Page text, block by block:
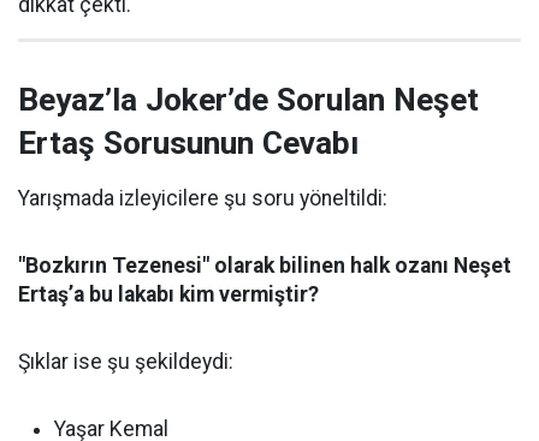
dikkat çekti.
Beyaz’la Joker’de Sorulan Neşet
Ertaş Sorusunun Cevabı
Yarışmada izleyicilere şu soru yöneltildi:
"Bozkırın Tezenesi" olarak bilinen halk ozanı Neşet
Ertaş’a bu lakabı kim vermiştir?
Şıklar ise şu şekildeydi:
Yaşar Kemal